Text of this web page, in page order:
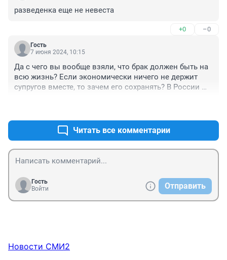
разведенка еще не невеста
+0 –0
Гость
7 июня 2024, 10:15
Да с чего вы вообще взяли, что брак должен быть на
всю жизнь? Если экономически ничего не держит
супругов вместе, то зачем его сохранять? В России
ребёнком, без работы, без стажа и т.д.). Но если
такого ограничения нет, то почему бы и не
развестись, если люди числятся мужем и женой
только по паспорту?
У нас президент разведен, о чем речь вообще?
Читать все комментарии
Гость
Войти
Отправить
Новости СМИ2